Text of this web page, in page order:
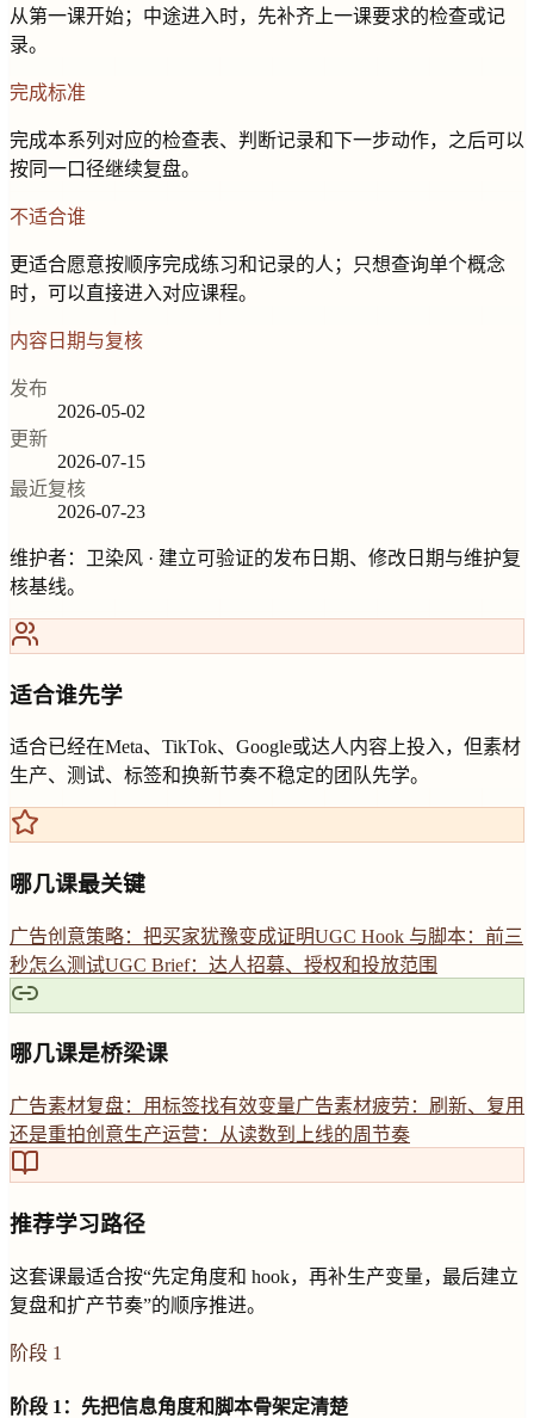
从第一课开始；中途进入时，先补齐上一课要求的检查或记
录。
完成标准
完成本系列对应的检查表、判断记录和下一步动作，之后可以
按同一口径继续复盘。
不适合谁
更适合愿意按顺序完成练习和记录的人；只想查询单个概念
时，可以直接进入对应课程。
内容日期与复核
发布
2026-05-02
更新
2026-07-15
最近复核
2026-07-23
维护者： 卫染风 · 建立可验证的发布日期、修改日期与维护复
核基线。
适合谁先学
适合已经在Meta、TikTok、Google或达人内容上投入，但素材
生产、测试、标签和换新节奏不稳定的团队先学。
哪几课最关键
广告创意策略：把买家犹豫变成证明UGC Hook 与脚本：前三
秒怎么测试UGC Brief：达人招募、授权和投放范围
哪几课是桥梁课
广告素材复盘：用标签找有效变量广告素材疲劳：刷新、复用
还是重拍创意生产运营：从读数到上线的周节奏
推荐学习路径
这套课最适合按“先定角度和 hook，再补生产变量，最后建立
复盘和扩产节奏”的顺序推进。
阶段 1
阶段 1：先把信息角度和脚本骨架定清楚